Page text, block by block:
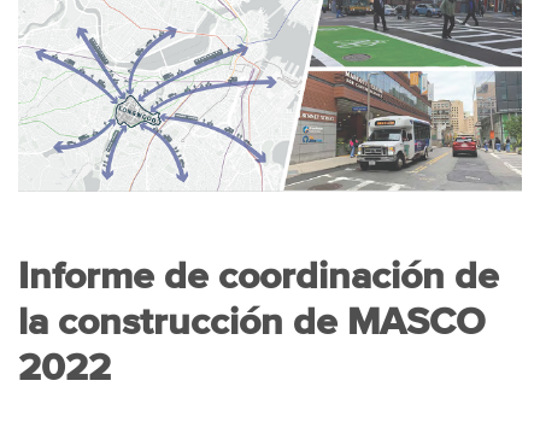
Informe de coordinación de
la construcción de MASCO
2022